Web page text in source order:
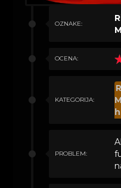
OZNAKE:
OCENA:
KATEGORIJA:
PROBLEM: